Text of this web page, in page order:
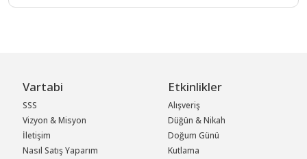
Vartabi
SSS
Vizyon & Misyon
İletişim
Nasıl Satış Yaparım
Etkinlikler
Alışveriş
Düğün & Nikah
Doğum Günü
Kutlama